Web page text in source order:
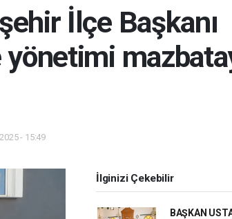
İlçe Başkanı
- 15:49
İlginizi Çekebilir
BAŞKAN